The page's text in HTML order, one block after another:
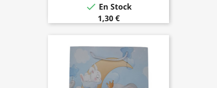
 En Stock
1,30 €